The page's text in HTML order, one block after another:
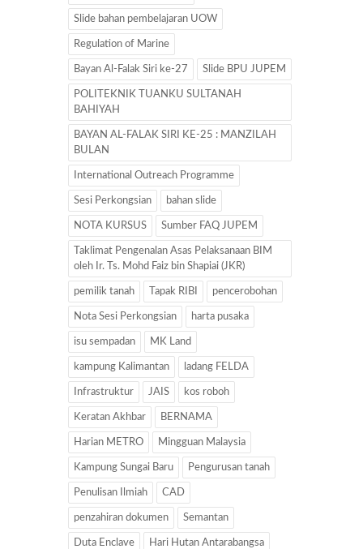
Slide bahan pembelajaran UOW
Regulation of Marine
Bayan Al-Falak Siri ke-27 Slide BPU JUPEM
POLITEKNIK TUANKU SULTANAH
BAHIYAH
BAYAN AL-FALAK SIRI KE-25 : MANZILAH
BULAN
International Outreach Programme
Sesi Perkongsian bahan slide
NOTA KURSUS Sumber FAQ JUPEM
Taklimat Pengenalan Asas Pelaksanaan BIM
oleh Ir. Ts. Mohd Faiz bin Shapiai (JKR)
pemilik tanah Tapak RIBI pencerobohan
Nota Sesi Perkongsian harta pusaka
isu sempadan MK Land
kampung Kalimantan ladang FELDA
Infrastruktur JAIS kos roboh
Keratan Akhbar BERNAMA
Harian METRO Mingguan Malaysia
Kampung Sungai Baru Pengurusan tanah
Penulisan Ilmiah CAD
penzahiran dokumen Semantan
Duta Enclave Hari Hutan Antarabangsa